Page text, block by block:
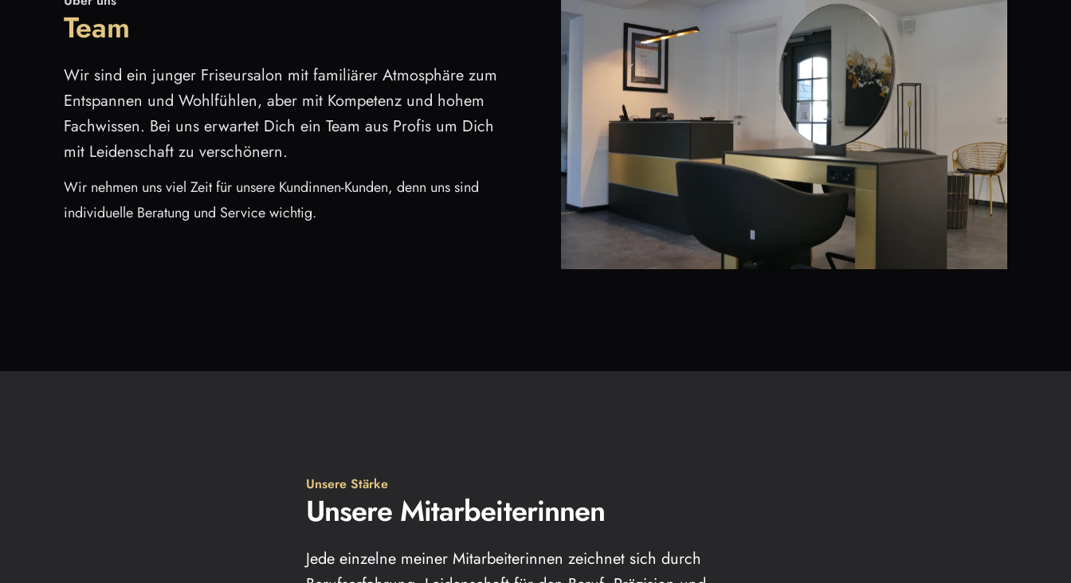
Team
Wir sind ein junger Friseursalon mit familiärer Atmosphäre zum
Entspannen und Wohlfühlen, aber mit Kompetenz und hohem
Fachwissen. Bei uns erwartet Dich ein Team aus Profis um Dich
mit Leidenschaft zu verschönern.
Wir nehmen uns viel Zeit für unsere Kundinnen-Kunden, denn uns sind
individuelle Beratung und Service wichtig.
Unsere Stärke
Unsere Mitarbeiterinnen
Jede einzelne meiner Mitarbeiterinnen zeichnet sich durch